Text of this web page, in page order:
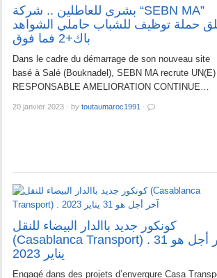
بشرى للعاطلين .. شركة “SEBN MA”
حملة توظيف للشباب حاملي الشواهد
باك+2 فما فوق
Dans le cadre du démarrage de son nouveau site
basé à Salé (Bouknadel), SEBN MA recrute UN(E)
RESPONSABLE AMELIORATION CONTINUE…
20 janvier 2023 · by toutaumaroc1991 ·
كونكور جديد باالدار البيضاء للنقل
(Casablanca Transport) . آخر أجل هو 31
يناير 2023
Engagé dans des projets d’envergure Casa